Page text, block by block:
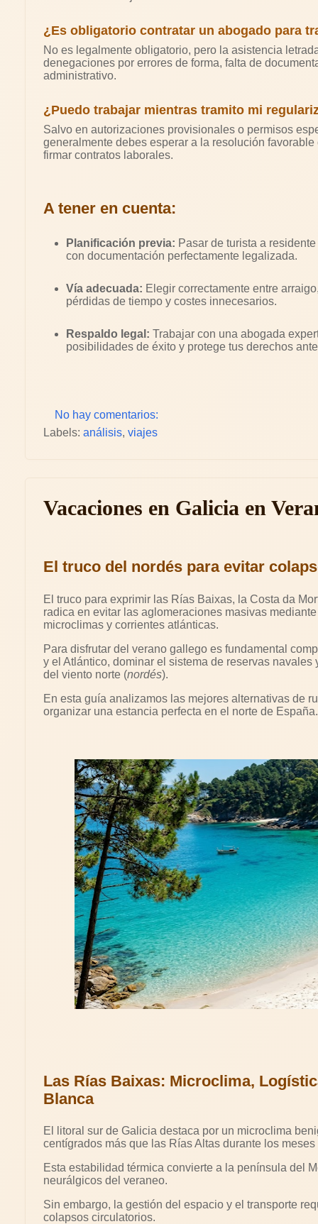
¿Es obligatorio contratar un abogado para
No es legalmente obligatorio, pero la asistencia
denegaciones por errores de forma, falta de
administrativo.
¿Puedo trabajar mientras tramito mi
Salvo en autorizaciones provisionales o permisos
generalmente debes esperar a la resolución
firmar contratos laborales.
A tener en cuenta:
Planificación previa: Pasar de turista a
con documentación perfectamente legalizada.
Vía adecuada: Elegir correctamente entre
pérdidas de tiempo y costes innecesarios.
Respaldo legal: Trabajar con una abogada
posibilidades de éxito y protege tus derechos
No hay comentarios:
Labels: análisis, viajes
Vacaciones en Galicia en
El truco del nordés para evitar
El truco para exprimir las Rías Baixas, la Costa da
radica en evitar las aglomeraciones masivas
microclimas y corrientes atlánticas.
Para disfrutar del verano gallego es fundamental
y el Atlántico, dominar el sistema de reservas
del viento norte (nordés).
En esta guía analizamos las mejores alternativas de
organizar una estancia perfecta en el norte de España.
Las Rías Baixas: Microclima,
Blanca
El litoral sur de Galicia destaca por un microclima
centígrados más que las Rías Altas durante los
Esta estabilidad térmica convierte a la península del
neurálgicos del veraneo.
Sin embargo, la gestión del espacio y el transporte
colapsos circulatorios.